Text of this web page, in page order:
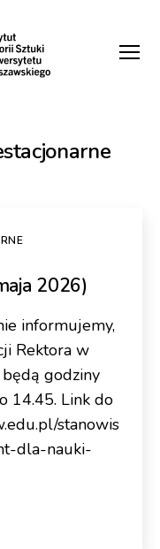
2026)
informujemy,
Rektora w
godziny
14.45. Link do
stanowis
dla-nauki-